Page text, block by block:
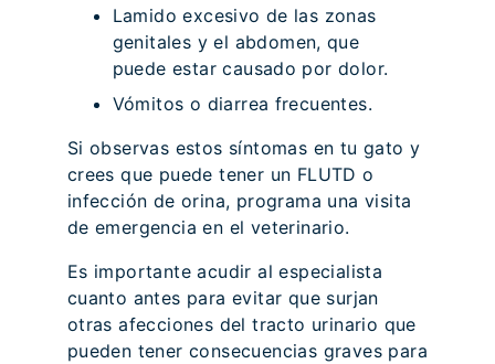
Lamido excesivo de las zonas
genitales y el abdomen, que
puede estar causado por dolor.
Vómitos o diarrea frecuentes.
Si observas estos síntomas en tu gato y
crees que puede tener un FLUTD o
infección de orina, programa una visita
de emergencia en el veterinario.
Es importante acudir al especialista
cuanto antes para evitar que surjan
otras afecciones del tracto urinario que
pueden tener consecuencias graves para